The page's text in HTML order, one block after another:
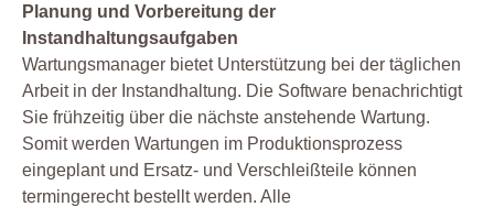
Planung und Vorbereitung der
Instandhaltungsaufgaben
Wartungsmanager bietet Unterstützung bei der täglichen
Arbeit in der Instandhaltung. Die Software benachrichtigt
Sie frühzeitig über die nächste anstehende Wartung.
Somit werden Wartungen im Produktionsprozess
eingeplant und Ersatz- und Verschleißteile können
termingerecht bestellt werden. Alle